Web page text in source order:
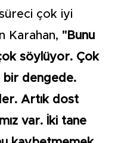
çok iyi
Karahan, "Bunu
söylüyor. Çok
bir dengede.
Artık dost
var. İki tane